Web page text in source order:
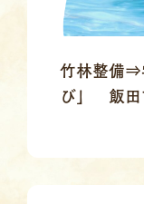
竹林整備⇒
び」 飯田